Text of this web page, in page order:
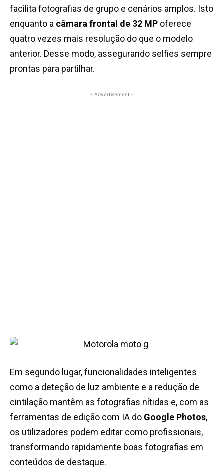
facilita fotografias de grupo e cenários amplos. Isto
enquanto a câmara frontal de 32 MP oferece
quatro vezes mais resolução do que o modelo
anterior. Desse modo, assegurando selfies sempre
prontas para partilhar.
- Advertisement -
Em segundo lugar, funcionalidades inteligentes
como a deteção de luz ambiente e a redução de
cintilação mantêm as fotografias nítidas e, com as
ferramentas de edição com IA do Google Photos,
os utilizadores podem editar como profissionais,
transformando rapidamente boas fotografias em
conteúdos de destaque.